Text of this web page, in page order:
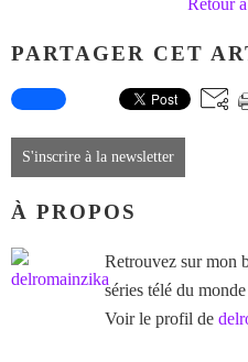
Retour
PARTAGER CET
S'inscrire à la newsletter
À PROPOS
Retrouvez sur mon
séries télé du
Voir le profil de